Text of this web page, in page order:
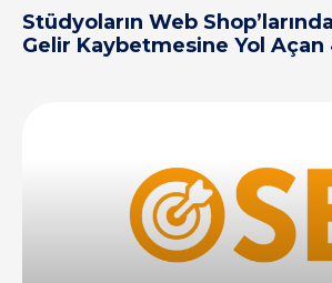
Stüdyoların Web
Gelir Kaybetmesine Yol Açan